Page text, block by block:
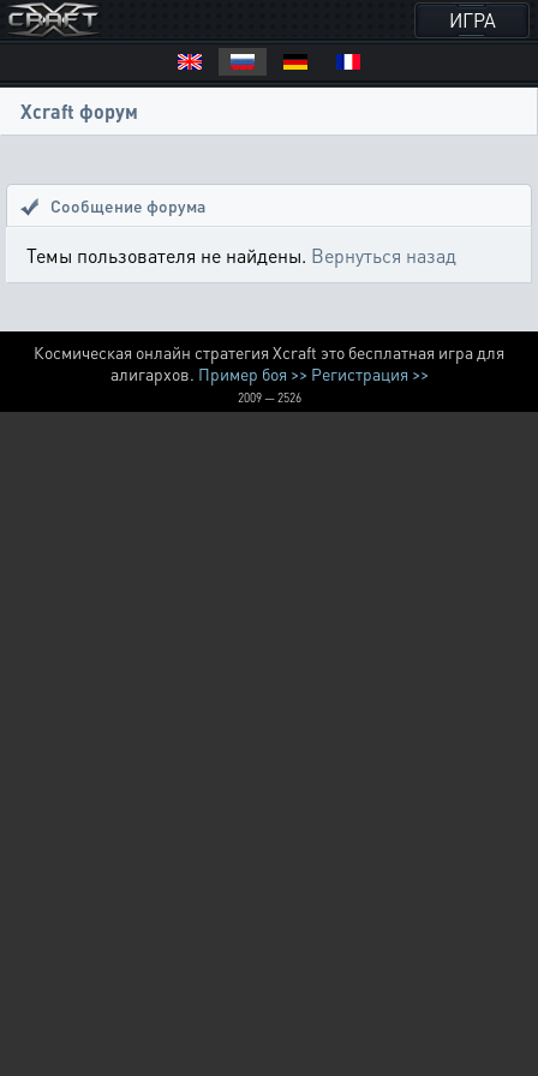
ИГРА
Xcraft форум
Сообщение форума
Темы пользователя не найдены. Вернуться назад
Космическая онлайн стратегия Xcraft это бесплатная игра для
алигархов. Пример боя >> Регистрация >>
2009 — 2526